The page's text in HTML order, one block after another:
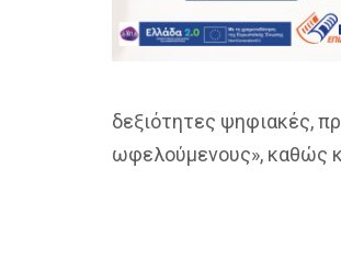
δεξιότητες ψηφιακές,
ωφελούμενους», καθώς